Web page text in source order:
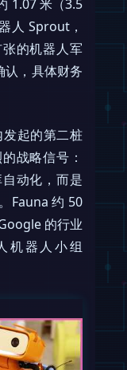
1.07 米（3.5
人 Sprout，
的机器人军
认，具体财务
起的第二桩
战略信号：
动化，而是
Fauna 约 50
的行业
机器人小组